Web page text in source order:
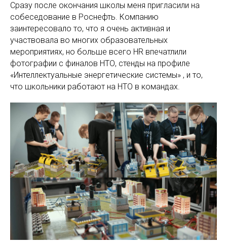
Сразу после окончания школы меня пригласили на
собеседование в Роснефть. Компанию
заинтересовало то, что я очень активная и
участвовала во многих образовательных
мероприятиях, но больше всего HR впечатлили
фотографии с финалов НТО, стенды на профиле
«Интеллектуальные энергетические системы» , и то,
что школьники работают на НТО в командах.